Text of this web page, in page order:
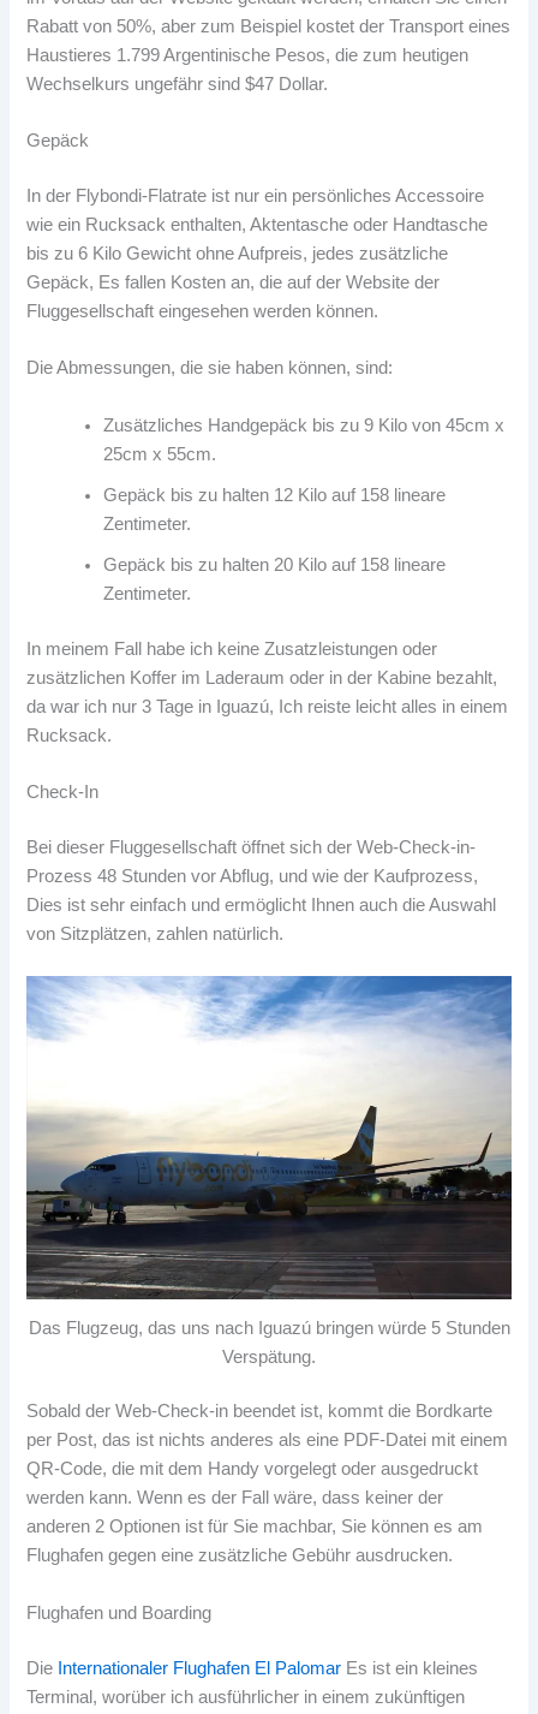
Rabatt von 50%, aber zum Beispiel kostet der Transport eines
Haustieres 1.799 Argentinische Pesos, die zum heutigen
Wechselkurs ungefähr sind $47 Dollar.
Gepäck
In der Flybondi-Flatrate ist nur ein persönliches Accessoire
wie ein Rucksack enthalten, Aktentasche oder Handtasche
bis zu 6 Kilo Gewicht ohne Aufpreis, jedes zusätzliche
Gepäck, Es fallen Kosten an, die auf der Website der
Fluggesellschaft eingesehen werden können.
Die Abmessungen, die sie haben können, sind:
Zusätzliches Handgepäck bis zu 9 Kilo von 45cm x
25cm x 55cm.
Gepäck bis zu halten 12 Kilo auf 158 lineare
Zentimeter.
Gepäck bis zu halten 20 Kilo auf 158 lineare
Zentimeter.
In meinem Fall habe ich keine Zusatzleistungen oder
zusätzlichen Koffer im Laderaum oder in der Kabine bezahlt,
da war ich nur 3 Tage in Iguazú, Ich reiste leicht alles in einem
Rucksack.
Check-In
Bei dieser Fluggesellschaft öffnet sich der Web-Check-in-
Prozess 48 Stunden vor Abflug, und wie der Kaufprozess,
Dies ist sehr einfach und ermöglicht Ihnen auch die Auswahl
von Sitzplätzen, zahlen natürlich.
Das Flugzeug, das uns nach Iguazú bringen würde 5 Stunden
Verspätung.
Sobald der Web-Check-in beendet ist, kommt die Bordkarte
per Post, das ist nichts anderes als eine PDF-Datei mit einem
QR-Code, die mit dem Handy vorgelegt oder ausgedruckt
werden kann. Wenn es der Fall wäre, dass keiner der
anderen 2 Optionen ist für Sie machbar, Sie können es am
Flughafen gegen eine zusätzliche Gebühr ausdrucken.
Flughafen und Boarding
Die Internationaler Flughafen El Palomar Es ist ein kleines
Terminal, worüber ich ausführlicher in einem zukünftigen